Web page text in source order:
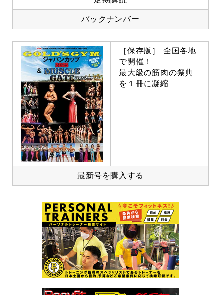
バックナンバー
［保存版］ 全国各地
で開催！
最大級の筋肉の祭典
を１冊に凝縮
最新号を購入する